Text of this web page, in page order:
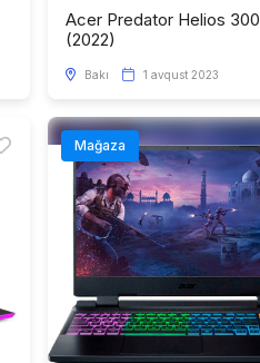
Acer Predator Helios 300
(2022)
Bakı 1 avqust 2023
Mağaza